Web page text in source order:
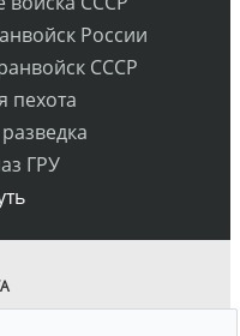
России
СССР
пехота
ГРУ